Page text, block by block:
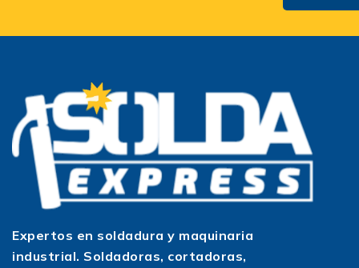
Expertos en soldadura y maquinaria
industrial. Soldadoras, cortadoras,